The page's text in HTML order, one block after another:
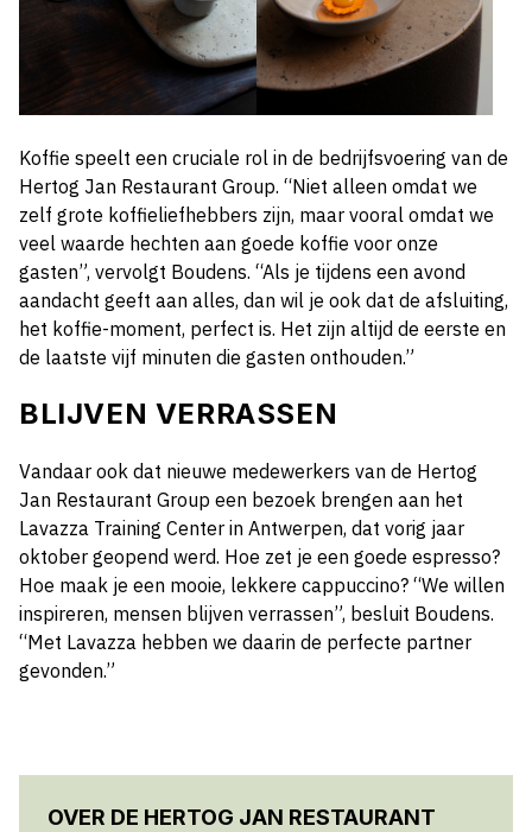
Koffie speelt een cruciale rol in de bedrijfsvoering van de
Hertog Jan Restaurant Group. “Niet alleen omdat we
zelf grote koffieliefhebbers zijn, maar vooral omdat we
veel waarde hechten aan goede koffie voor onze
gasten”, vervolgt Boudens. “Als je tijdens een avond
aandacht geeft aan alles, dan wil je ook dat de afsluiting,
het koffie-moment, perfect is. Het zijn altijd de eerste en
de laatste vijf minuten die gasten onthouden.”
BLIJVEN VERRASSEN
Vandaar ook dat nieuwe medewerkers van de Hertog
Jan Restaurant Group een bezoek brengen aan het
Lavazza Training Center in Antwerpen, dat vorig jaar
oktober geopend werd. Hoe zet je een goede espresso?
Hoe maak je een mooie, lekkere cappuccino? “We willen
inspireren, mensen blijven verrassen”, besluit Boudens.
“Met Lavazza hebben we daarin de perfecte partner
gevonden.”
OVER DE HERTOG JAN RESTAURANT